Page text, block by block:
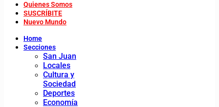
Quienes Somos
SUSCRÍBITE
Nuevo Mundo
Home
Secciones
San Juan
Locales
Cultura y
Sociedad
Deportes
Economía